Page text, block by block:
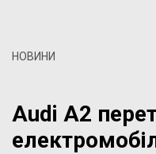
НОВИНИ
Audi A2